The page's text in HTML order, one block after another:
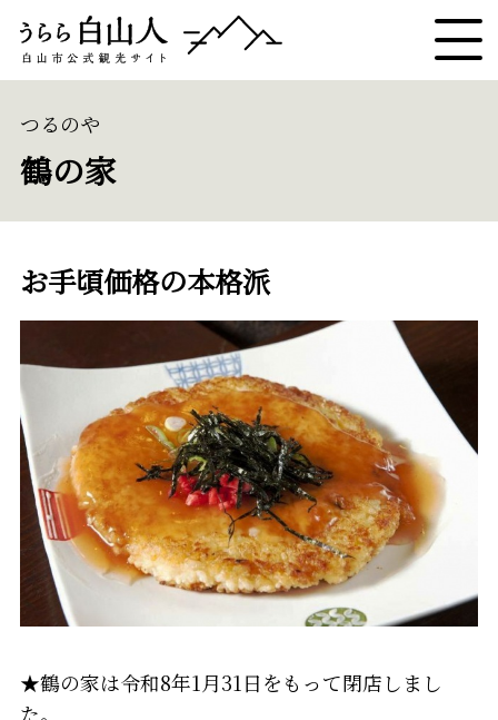
鶴の家
つるのや
お手頃価格の本格派
★鶴の家は令和8年1月31日をもって閉店しまし
た。